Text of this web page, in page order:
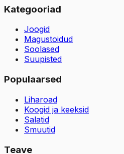
Kategooriad
Joogid
Magustoidud
Soolased
Suupisted
Populaarsed
Liharoad
Koogid ja keeksid
Salatid
Smuutid
Teave